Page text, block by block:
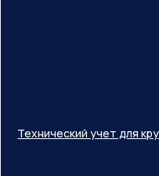
Технический учет для